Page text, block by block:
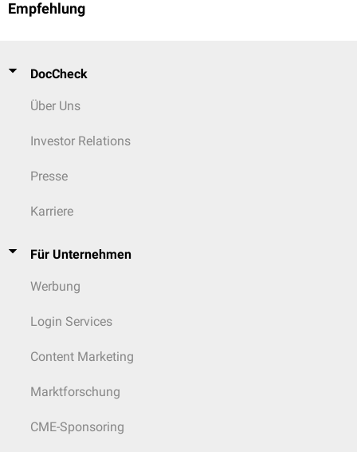
Empfehlung
DocCheck
Über Uns
Investor Relations
Presse
Karriere
Für Unternehmen
Werbung
Login Services
Content Marketing
Marktforschung
CME-Sponsoring